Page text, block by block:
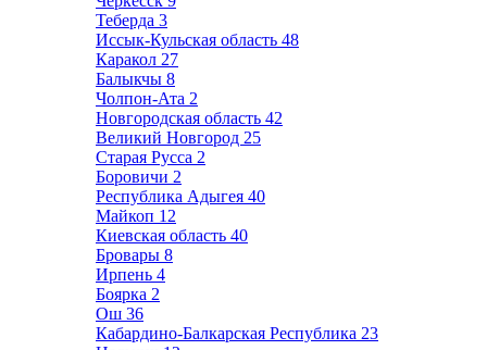
Теберда 3
Иссык-Кульская область 48
Каракол 27
Балыкчы 8
Чолпон-Ата 2
Новгородская область 42
Великий Новгород 25
Старая Русса 2
Боровичи 2
Республика Адыгея 40
Майкоп 12
Киевская область 40
Бровары 8
Ирпень 4
Боярка 2
Ош 36
Кабардино-Балкарская Республика 23